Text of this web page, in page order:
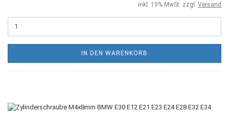
inkl. 19% MwSt. zzgl. Versand
IN DEN WARENKORB